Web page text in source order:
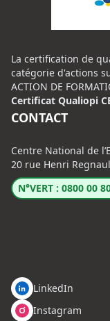
La certification de
catégorie d'actions
ACTION DE
Certificat Qualiopi
CONTACT
Centre National de
20 rue Henri
N°VERT : 0800 00
LinkedIn
Instagram